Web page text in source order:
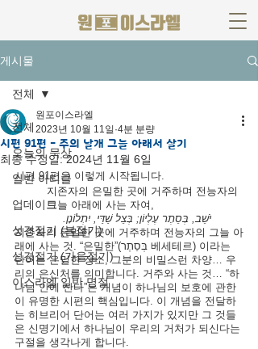
게시물
전체
오늘의 묵상
일반 아티클
업데이트
성경절기 (봄절기)
성경절기 (가을절기)
이스라엘 일반 명절
전체
시편 91편 - 주의 날개 그늘 아래서 살기
원포이스라엘
2023년 10월 11일 4분 분량
최종 수정일:2024년 11월 6일
시편 91편은 이렇게 시작됩니다.
지존자의 은밀한 곳에 거주하며 전능자의
그늘 아래에 사는 자여,
יֹשֵׁב, בְּסֵתֶר עֶלְיוֹן; בְּצֵל שַׁדַּי, יִתְלוֹנָן.
지존자의 은밀한 곳에 거주하며 전능자의 그늘 아
래에 사는 것. “은밀한”(בְּסֵתֶר 베세테르) 이라는
단어는 은밀한 장소, 그분의 비밀스런 차양… 우
리의 은신처를 의미합니다. 거주와 사는 것… “하
나님 안에 산다”는 개념이 하나님의 보호에 관한
이 유명한 시편의 핵심입니다. 이 개념을 전달하
는 히브리어 단어는 여러 가지가 있지만 그 것들
은 신명기에서 하나님이 우리의 거처가 되신다는
구절을 생각나게 합니다.